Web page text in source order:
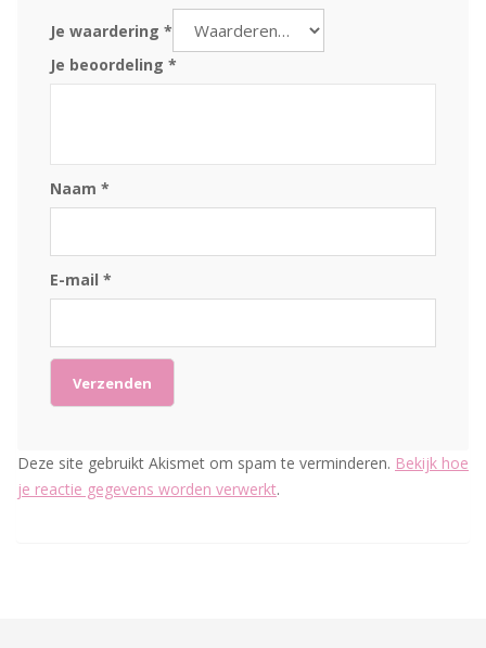
Je waardering *
Je beoordeling *
Naam *
E-mail *
Deze site gebruikt Akismet om spam te verminderen. Bekijk hoe
je reactie gegevens worden verwerkt.